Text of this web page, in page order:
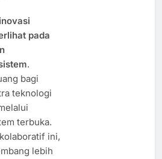
inovasi
pada
.
bagi
teknologi
terbuka.
ini,
lebih